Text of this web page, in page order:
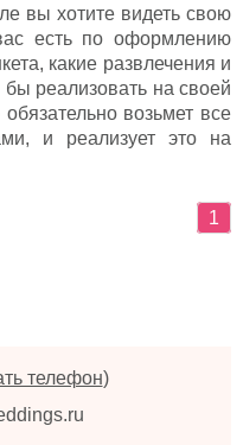
вы хотите видеть свою
есть по оформлению
какие развлечения и
реализовать на своей
возьмет все
и реализует это на
1
телефон)